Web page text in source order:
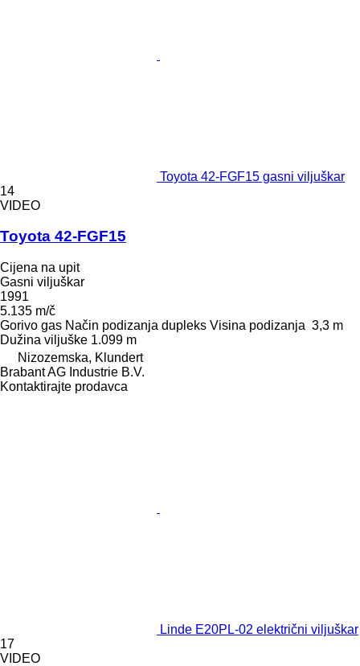
Toyota 42-FGF15 gasni viljuškar
14
VIDEO
Toyota 42-FGF15
Cijena na upit
Gasni viljuškar
1991
5.135 m/č
Gorivo gas Način podizanja dupleks Visina podizanja 3,3 m
Dužina viljuške 1.099 m
Nizozemska, Klundert
Brabant AG Industrie B.V.
Kontaktirajte prodavca
Linde E20PL-02 električni viljuškar
17
VIDEO